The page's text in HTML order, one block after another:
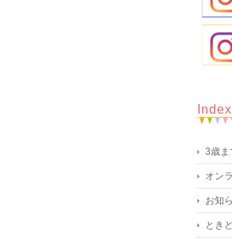
Index
3歳ま
オン
お知
とき